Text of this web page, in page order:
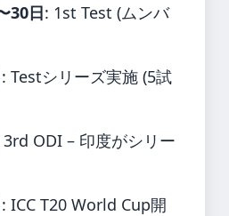
30日: 1st Test (ムンバ
: Testシリーズ実施 (5試
3rd ODI – 印度がシリー
: ICC T20 World Cup開